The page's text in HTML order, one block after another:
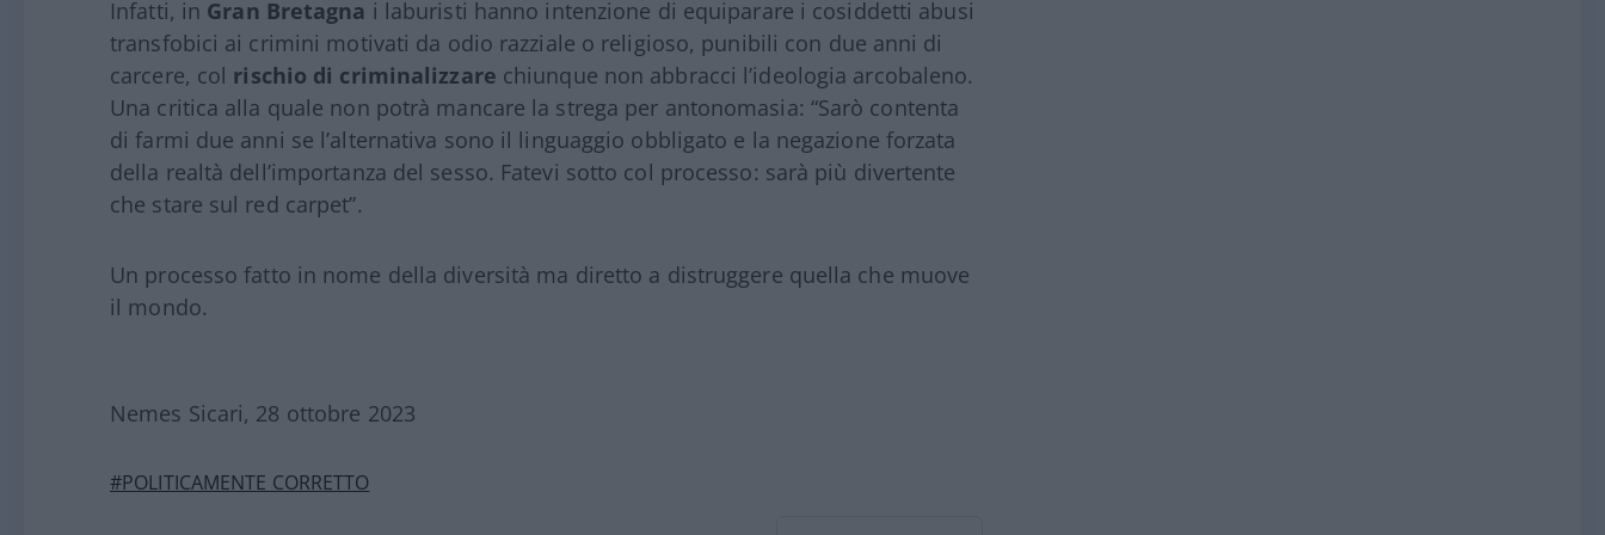
Infatti, in Gran Bretagna i laburisti hanno intenzione di equiparare i cosiddetti abusi
transfobici ai crimini motivati da odio razziale o religioso, punibili con due anni di
carcere, col rischio di criminalizzare chiunque non abbracci l’ideologia arcobaleno.
Una critica alla quale non potrà mancare la strega per antonomasia: “Sarò contenta
di farmi due anni se l’alternativa sono il linguaggio obbligato e la negazione forzata
della realtà dell’importanza del sesso. Fatevi sotto col processo: sarà più divertente
che stare sul red carpet”.
Un processo fatto in nome della diversità ma diretto a distruggere quella che muove
il mondo.
Nemes Sicari, 28 ottobre 2023
#POLITICAMENTE CORRETTO